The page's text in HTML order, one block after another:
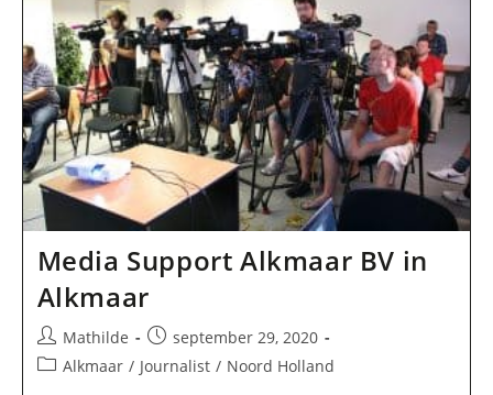
Media Support Alkmaar BV in
Alkmaar
Bericht
auteur:
Mathilde
Bericht
gepubliceerd
september 29, 2020
Berichtcategorie:
Alkmaar / Journalist / Noord Holland